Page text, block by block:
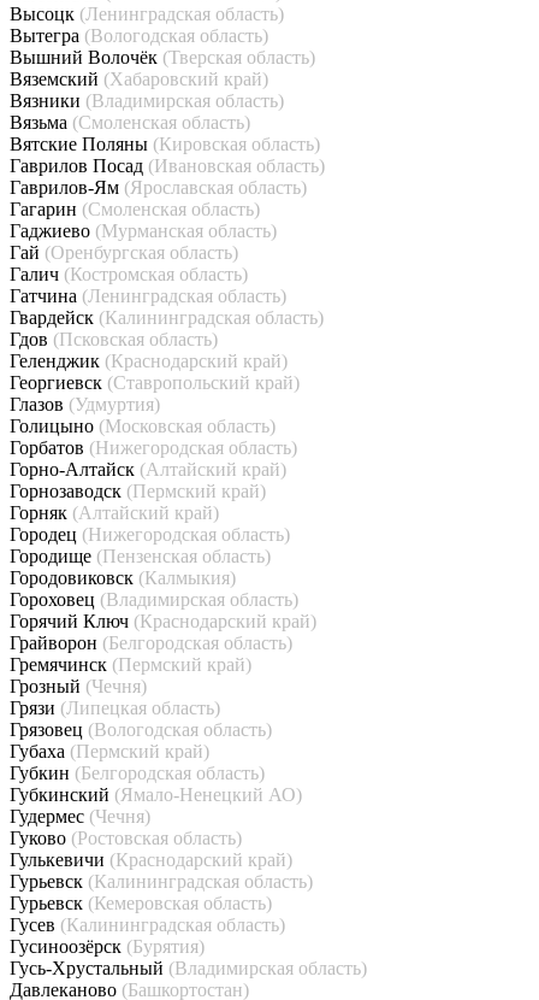
Высоцк (Ленинградская область)
Вытегра (Вологодская область)
Вышний Волочёк (Тверская область)
Вяземский (Хабаровский край)
Вязники (Владимирская область)
Вязьма (Смоленская область)
Вятские Поляны (Кировская область)
Гаврилов Посад (Ивановская область)
Гаврилов-Ям (Ярославская область)
Гагарин (Смоленская область)
Гаджиево (Мурманская область)
Гай (Оренбургская область)
Галич (Костромская область)
Гатчина (Ленинградская область)
Гвардейск (Калининградская область)
Гдов (Псковская область)
Геленджик (Краснодарский край)
Георгиевск (Ставропольский край)
Глазов (Удмуртия)
Голицыно (Московская область)
Горбатов (Нижегородская область)
Горно-Алтайск (Алтайский край)
Горнозаводск (Пермский край)
Горняк (Алтайский край)
Городец (Нижегородская область)
Городище (Пензенская область)
Городовиковск (Калмыкия)
Гороховец (Владимирская область)
Горячий Ключ (Краснодарский край)
Грайворон (Белгородская область)
Гремячинск (Пермский край)
Грозный (Чечня)
Грязи (Липецкая область)
Грязовец (Вологодская область)
Губаха (Пермский край)
Губкин (Белгородская область)
Губкинский (Ямало-Ненецкий АО)
Гудермес (Чечня)
Гуково (Ростовская область)
Гулькевичи (Краснодарский край)
Гурьевск (Калининградская область)
Гурьевск (Кемеровская область)
Гусев (Калининградская область)
Гусиноозёрск (Бурятия)
Гусь-Хрустальный (Владимирская область)
Давлеканово (Башкортостан)